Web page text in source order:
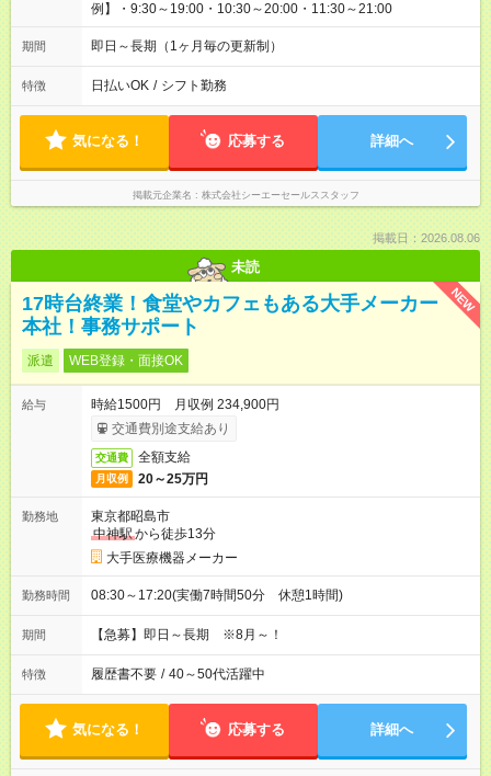
例】・9:30～19:00・10:30～20:00・11:30～21:00
期間 即日～長期（1ヶ月毎の更新制）
特徴 日払いOK / シフト勤務
気になる！ 応募する 詳細へ
掲載元企業名 株式会社シーエーセールススタッフ
掲載日：2026.08.06
未読
NEW
17時台終業！食堂やカフェもある大手メーカー
本社！事務サポート
派遣 WEB登録・面接OK
給与
時給1500円 月収例 234,900円
交通費別途支給あり
交通費 全額支給
月収例 20～25万円
勤務地
東京都昭島市
中神駅から徒歩13分
大手医療機器メーカー
勤務時間 08:30～17:20(実働7時間50分 休憩1時間)
期間 【急募】即日～長期 ※8月～！
特徴 履歴書不要 / 40～50代活躍中
気になる！ 応募する 詳細へ